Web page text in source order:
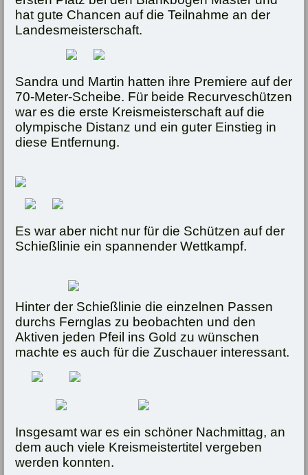
hat gute Chancen auf die Teilnahme an der
Landesmeisterschaft.
Sandra und Martin hatten ihre Premiere auf der
70-Meter-Scheibe. Für beide Recurveschützen
war es die erste Kreismeisterschaft auf die
olympische Distanz und ein guter Einstieg in
diese Entfernung.
Es war aber nicht nur für die Schützen auf der
Schießlinie ein spannender Wettkampf.
Hinter der Schießlinie die einzelnen Passen
durchs Fernglas zu beobachten und den
Aktiven jeden Pfeil ins Gold zu wünschen
machte es auch für die Zuschauer interessant.
Insgesamt war es ein schöner Nachmittag, an
dem auch viele Kreismeistertitel vergeben
werden konnten.